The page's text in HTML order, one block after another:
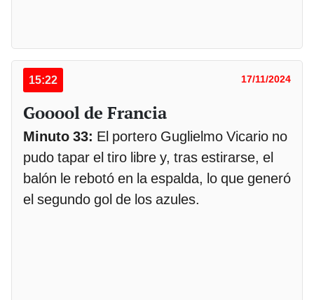
15:22 17/11/2024
Gooool de Francia
Minuto 33: El portero Guglielmo Vicario no
pudo tapar el tiro libre y, tras estirarse, el
balón le rebotó en la espalda, lo que generó
el segundo gol de los azules.